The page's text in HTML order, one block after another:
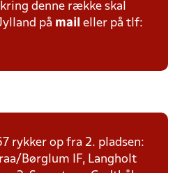
denne række skal
på mail eller på tlf:
rykker op fra 2. pladsen:
Børglum IF, Langholt